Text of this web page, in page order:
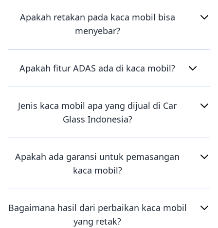
Apakah retakan pada kaca mobil bisa
menyebar?
Apakah fitur ADAS ada di kaca mobil?
Jenis kaca mobil apa yang dijual di Car
Glass Indonesia?
Apakah ada garansi untuk pemasangan
kaca mobil?
Bagaimana hasil dari perbaikan kaca mobil
yang retak?